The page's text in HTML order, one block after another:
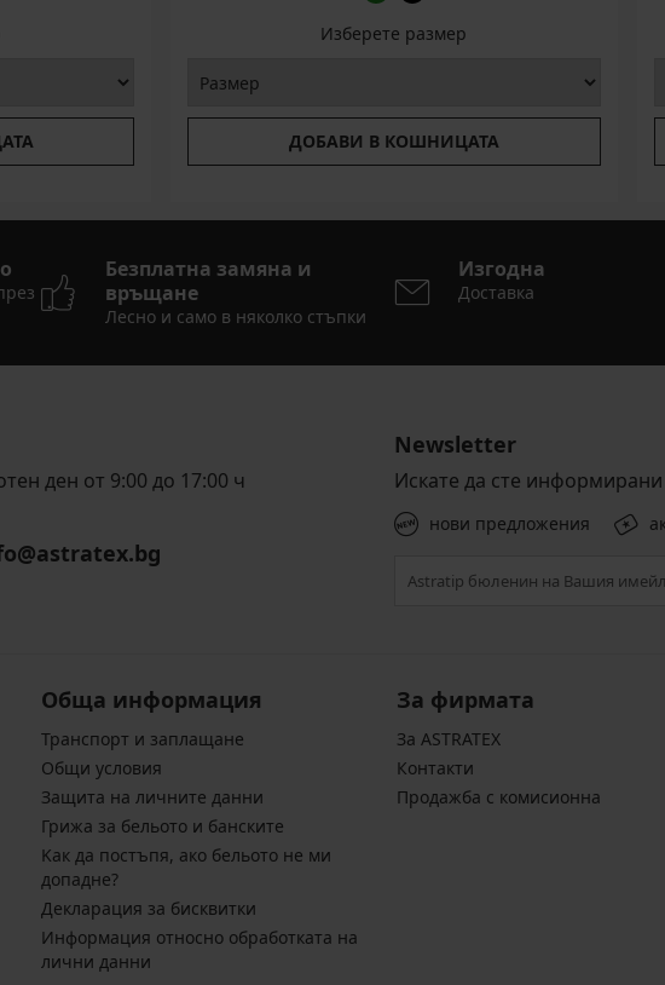
Изберете размер
ДОБАВИ В КОШНИЦАТА
Безплатна замяна и
връщане
Лесно и само в няколко стъпки
Изгодна
Доставка
ден от 9:00 до 17:00 ч
Newsletter
Искате да сте
нови предложения
Обща информация
Транспорт и заплащане
Общи условия
Защита на личните данни
Грижа за бельото и банските
Kак да постъпя, ако бельото не ми
допадне?
Декларация за бисквитки
Информация относно обработката на
лични данни
За фирмата
За ASTRATEX
Контакти
Продажба с комисионна